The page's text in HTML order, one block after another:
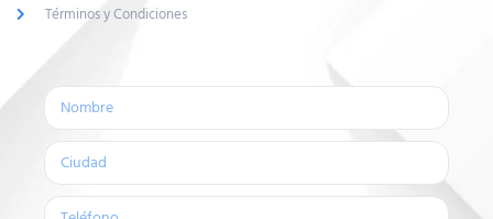
Términos y Condiciones